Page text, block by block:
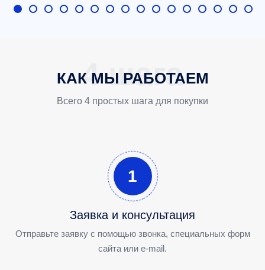
КАК МЫ РАБОТАЕМ
Всего 4 простых шага для покупки
1
Заявка и консультация
Отправьте заявку с помощью звонка, специальных форм
сайта или e-mail.